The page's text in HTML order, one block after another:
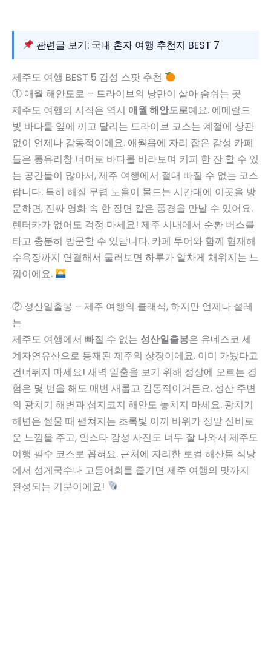
관련글 보기: 국내 혼자 여행 추천지 BEST 7
제주도 여행 BEST 5 감성 스팟 추천
① 애월 해안도로 – 드라이브의 낭만이 살아 숨쉬는 곳
제주도 여행의 시작은 역시 애월 해안도로예요. 에메랄드
빛 바다를 옆에 끼고 달리는 드라이브 코스는 계절에 상관
없이 언제나 감동적이에요. 애월읍에 자리 잡은 감성 카페
들은 통유리창 너머로 바다를 바라보며 커피 한 잔 할 수 있
는 공간들이 많아서, 제주 여행에서 절대 빠질 수 없는 코스
랍니다. 특히 해질 무렵 노을이 물드는 시간대에 이곳을 방
문하면, 진짜 영화 속 한 장면 같은 풍경을 만날 수 있어요.
렌터카가 없어도 걱정 마세요! 제주 시내에서 순환 버스를
타고 충분히 방문할 수 있답니다. 카페 투어와 함께 협재해
수욕장까지 연결해서 둘러보면 하루가 알차게 채워지는 느
낌이에요.
② 성산일출봉 – 제주 여행의 클래식, 하지만 언제나 설레
는
제주도 여행에서 빠질 수 없는 성산일출봉은 유네스코 세
계자연유산으로 등재된 제주의 상징이에요. 이미 가봤다고
건너뛰지 마세요! 새벽 일출을 보기 위해 정상에 오르는 경
험은 몇 번을 해도 매번 새롭고 감동적이거든요. 성산 주변
의 광치기 해변과 섭지코지 해안도 놓치지 마세요. 광치기
해변은 썰물 때 펼쳐지는 초록빛 이끼 바위가 정말 신비로
운 느낌을 주고, 인스타 감성 사진도 너무 잘 나와서 제주도
여행 필수 코스로 꼽혀요. 근처에 자리한 로컬 해산물 식당
에서 성게국수나 고등어회를 즐기면 제주 여행의 맛까지
완성되는 기분이에요!